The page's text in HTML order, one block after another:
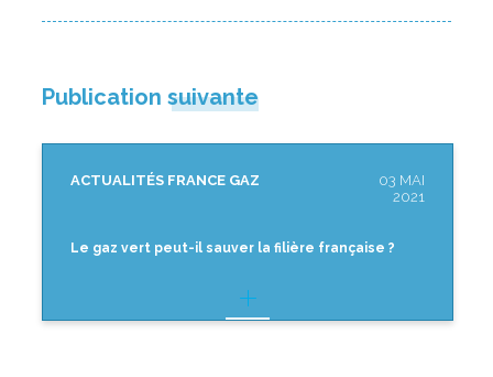
Publication suivante
ACTUALITÉS FRANCE GAZ
03 MAI
2021
Le gaz vert peut-il sauver la filière française ?